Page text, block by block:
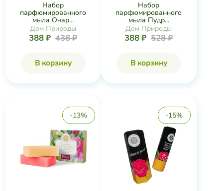
Набор
парфюмированного
мыла Очар...
Дом Природы
388 ₽ 438 ₽
В корзину
Набор
парфюмированного
мыла Пудр...
Дом Природы
388 ₽ 528 ₽
В корзину
-13% -15%